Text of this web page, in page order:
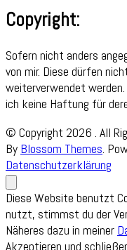
Copyright:
Sofern nicht anders
von mir. Diese dürfen
weiterverwendet
ich keine Haftung für
© Copyright 2026 . All
By Blossom Themes.
Datenschutzerklärung
Diese Website benutzt
nutzt, stimmst du der
Näheres dazu in meiner
Akzeptieren und